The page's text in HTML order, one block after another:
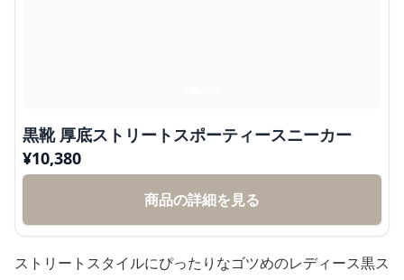
黒靴 厚底ストリートスポーティースニーカー
¥10,380
商品の詳細を見る
ストリートスタイルにぴったりなゴツめのレディース黒ス